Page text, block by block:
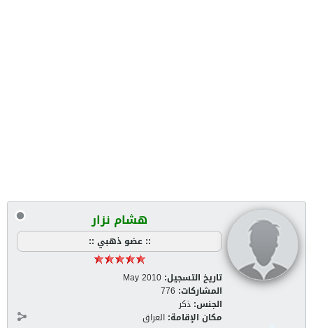
هشام نزار
:: عضو ذهبي ::
تاريخ التسجيل: May 2010
المشاركات: 776
الجنس: ذكر
مكان الإقامة: العراق